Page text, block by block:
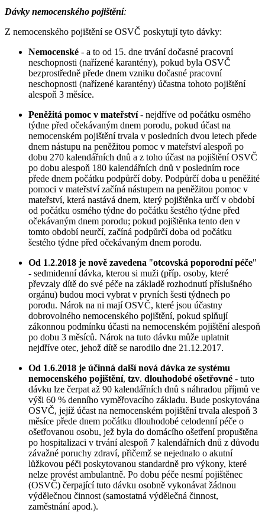
Dávky nemocenského pojištění:
Z nemocenského pojištění se OSVČ poskytují tyto dávky:
Nemocenské - a to od 15. dne trvání dočasné pracovní
neschopnosti (nařízené karantény), pokud byla OSVČ
bezprostředně přede dnem vzniku dočasné pracovní
neschopnosti (nařízené karantény) účastna tohoto pojištění
alespoň 3 měsíce.
Peněžitá pomoc v mateřství- nejdříve od počátku osmého
týdne před očekávaným dnem porodu, pokud účast na
nemocenském pojištění trvala v posledních dvou letech přede
dnem nástupu na peněžitou pomoc v mateřství alespoň po
dobu 270 kalendářních dnů a z toho účast na pojištění OSVČ
po dobu alespoň 180 kalendářních dnů v posledním roce
přede dnem počátku podpůrčí doby. Podpůrčí doba u peněžité
pomoci v mateřství začíná nástupem na peněžitou pomoc v
mateřství, která nastává dnem, který pojištěnka určí v období
od počátku osmého týdne do počátku šestého týdne před
očekávaným dnem porodu; pokud pojištěnka tento den v
tomto období neurčí, začíná podpůrčí doba od počátku
šestého týdne před očekávaným dnem porodu.
Od 1.2.2018 je nově zavedena "otcovská poporodní péče"
- sedmidenní dávka, kterou si muži (příp. osoby, které
převzaly dítě do své péče na základě rozhodnutí příslušného
orgánu) budou moci vybrat v prvních šesti týdnech po
porodu. Nárok na ni mají OSVČ, které jsou účastny
dobrovolného nemocenského pojištění, pokud splňují
zákonnou podmínku účasti na nemocenském pojištění alespoň
po dobu 3 měsíců. Nárok na tuto dávku může uplatnit
nejdříve otec, jehož dítě se narodilo dne 21.12.2017.
Od 1.6.2018 je účinná další nová dávka ze systému
nemocenského pojištění, tzv. dlouhodobé ošetřovné - tuto
dávku lze čerpat až 90 kalendářních dnů s náhradou příjmů ve
výši 60 % denního vyměřovacího základu. Bude poskytována
OSVČ, jejíž účast na nemocenském pojištění trvala alespoň 3
měsíce přede dnem počátku dlouhodobé celodenní péče o
ošetřovanou osobu, jež byla do domácího ošetření propuštěna
po hospitalizaci v trvání alespoň 7 kalendářních dnů z důvodu
závažné poruchy zdraví, přičemž se nejednalo o akutní
lůžkovou péči poskytovanou standardně pro výkony, které
nelze provést ambulantně. Po dobu péče nesmí pojištěnec
(OSVČ) čerpající tuto dávku osobně vykonávat žádnou
výdělečnou činnost (samostatná výdělečná činnost,
zaměstnání apod.).